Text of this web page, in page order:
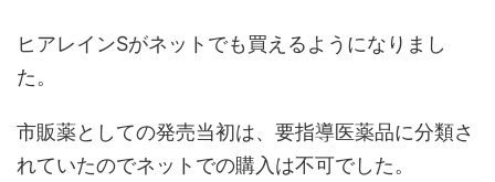
ヒアレインSがネットでも買えるようになりまし
た。
市販薬としての発売当初は、要指導医薬品に分類さ
れていたのでネットでの購入は不可でした。